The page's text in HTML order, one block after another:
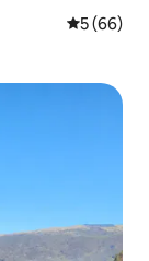
5 de uma
5 (66)